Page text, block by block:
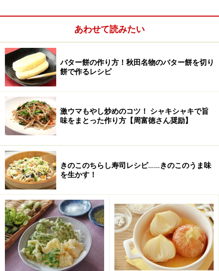
1/2 次のページへ
あわせて読みたい
バター餅の作り方！秋田名物のバター餅を切り
餅で作るレシピ
激ウマもやし炒めのコツ！ シャキシャキで旨
味をまとった作り方【周富徳さん奨励】
きのこのちらし寿司レシピ……きのこのうま味
を生かす！